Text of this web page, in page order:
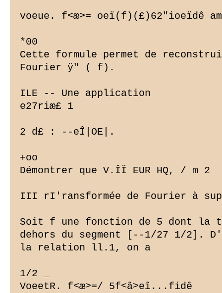
voeue. f<æ>= oeï(f)(£)62"ioeïdê am
*00
Cette formule permet de
Fourier ÿ" ( f).
ILE -- Une application
e27riæ£ 1
2 d£ : --eÎ|OE|.
+oo
Démontrer que V.ÎÏ EUR HQ, / m 2
III rI'ransformée de Fourier à
Soit f une fonction de 5 dont la
dehors du segment [--1/27 1/2].
la relation ll.1, on a
1/2 _
VoeetR. f<æ>=/ 5f<â>eî...fidê